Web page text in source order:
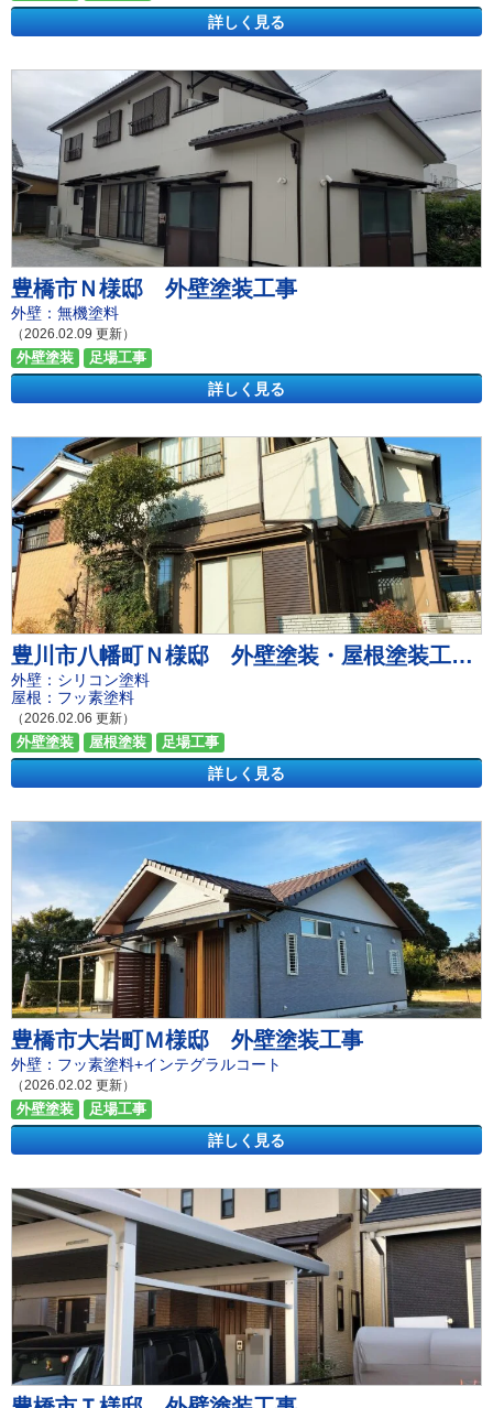
詳しく見る
豊橋市Ｎ様邸 外壁塗装工事
外壁：無機塗料
（2026.02.09 更新）
詳しく見る
外壁塗装 足場工事
豊川市八幡町Ｎ様邸 外壁塗装・屋根塗装工事
外壁：シリコン塗料
屋根：フッ素塗料
（2026.02.06 更新）
詳しく見る
外壁塗装 屋根塗装 足場工事
豊橋市大岩町Ｍ様邸 外壁塗装工事
外壁：フッ素塗料+インテグラルコート
（2026.02.02 更新）
詳しく見る
外壁塗装 足場工事